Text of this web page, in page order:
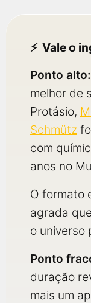
Vale o
Ponto alto:
melhor de
Protásio,
Schmütz
com
anos no
O formato
agrada
o universo
Ponto
duração
mais um